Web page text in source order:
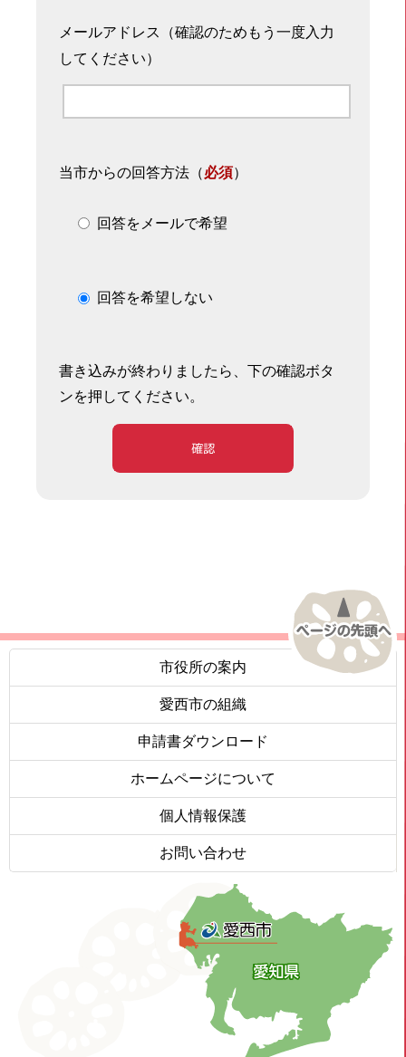
メールアドレス（確認のためもう一度入力
してください）
当市からの回答方法 （必須）
回答をメールで希望
回答を希望しない
書き込みが終わりましたら、下の確認ボタ
ンを押してください。
確認
市役所の案内
愛西市の組織
申請書ダウンロード
ホームページについて
個人情報保護
お問い合わせ